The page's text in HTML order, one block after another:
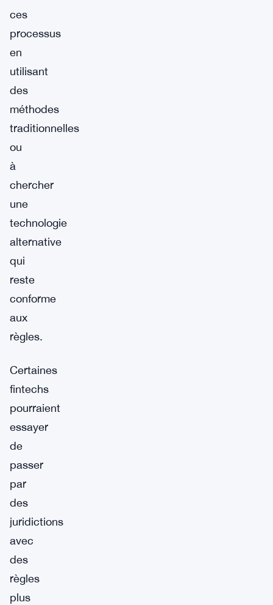
ces
processus
en
utilisant
des
méthodes
traditionnelles
ou
à
chercher
une
technologie
alternative
qui
reste
conforme
aux
règles.
Certaines
fintechs
pourraient
essayer
de
passer
par
des
juridictions
avec
des
règles
plus